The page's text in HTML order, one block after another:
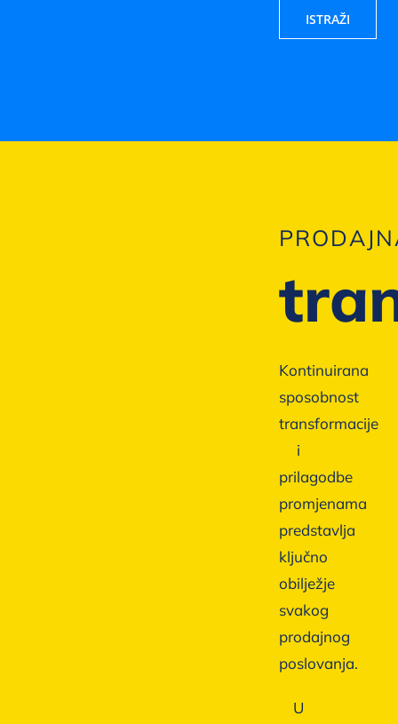
ISTRAŽI
Kontinuirana
sposobnost
transformacije
i
prilagodbe
promjenama
predstavlja
ključno
obilježje
svakog
prodajnog
poslovanja.
U